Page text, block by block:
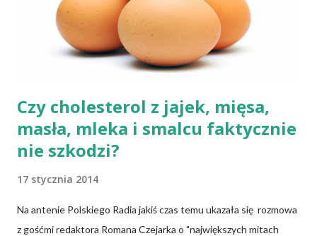
podpłomyki to: wziąć mąkę, wodę i trochę soli. Z tych składników
zagnieść ciasto, dodając mąkę w takiej ilości, aby ciasto nie kleiło
się do palców. Z kolei r...
Czy cholesterol z jajek, mięsa,
masła, mleka i smalcu faktycznie
nie szkodzi?
17 stycznia 2014
Na antenie Polskiego Radia jakiś czas temu ukazała się rozmowa
z gośćmi redaktora Romana Czejarka o "największych mitach